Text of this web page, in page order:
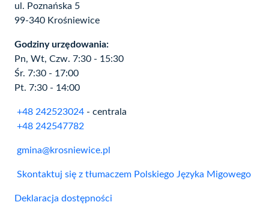
ul. Poznańska 5
99-340 Krośniewice
Godziny urzędowania:
Pn, Wt, Czw. 7:30 - 15:30
Śr. 7:30 - 17:00
Pt. 7:30 - 14:00
+48 242523024 - centrala
+48 242547782
gmina@krosniewice.pl
Skontaktuj się z tłumaczem Polskiego Języka Migowego
Deklaracja dostępności